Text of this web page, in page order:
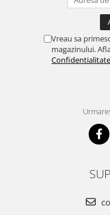
Vreau sa
magazinului.
Confidentialitate